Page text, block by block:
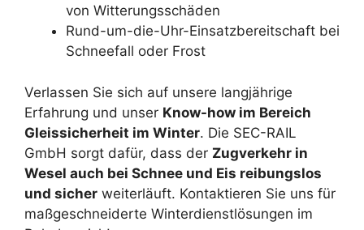
von Witterungsschäden
Rund-um-die-Uhr-Einsatzbereitschaft bei
Schneefall oder Frost
Verlassen Sie sich auf unsere langjährige
Erfahrung und unser Know-how im Bereich
Gleissicherheit im Winter. Die SEC-RAIL
GmbH sorgt dafür, dass der Zugverkehr in
Wesel auch bei Schnee und Eis reibungslos
und sicher weiterläuft. Kontaktieren Sie uns für
maßgeschneiderte Winterdienstlösungen im